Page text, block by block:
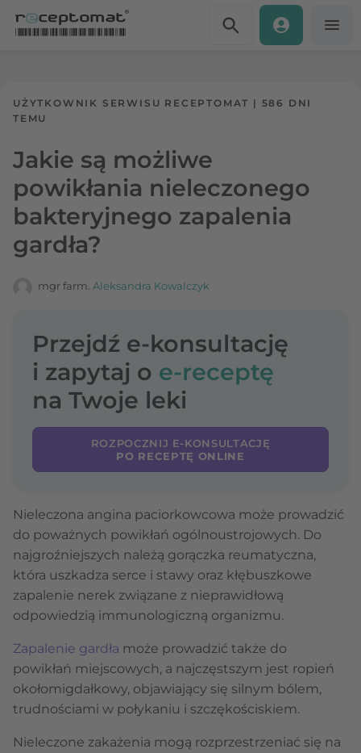
UŻYTKOWNIK SERWISU RECEPTOMAT | 586 DNI
TEMU
Jakie są możliwe
powikłania nieleczonego
bakteryjnego zapalenia
gardła?
mgr farm. Aleksandra Kowalczyk
Przejdź e-konsultację
i zapytaj o e-receptę
na Twoje leki
ROZPOCZNIJ E-KONSULTACJĘ
PO RECEPTĘ ONLINE
Nieleczona angina paciorkowcowa może prowadzić
do poważnych powikłań ogólnoustrojowych. Do
najgroźniejszych należą gorączka reumatyczna,
która uszkadza serce i stawy oraz kłębuszkowe
zapalenie nerek związane z nieprawidłową
odpowiedzią immunologiczną organizmu.
Zapalenie gardła może prowadzić także do
powikłań miejscowych, a najczęstszym jest ropień
okołomigdałkowy, objawiający się silnym bólem,
trudnościami w połykaniu i szczękościskiem.
Nieleczone zakażenia mogą rozprzestrzeniać się na